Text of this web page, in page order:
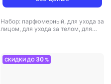
Набор: парфюмерный, для ухода за
лицом, для ухода за телом, для
СКИДКИ ДО 30 %